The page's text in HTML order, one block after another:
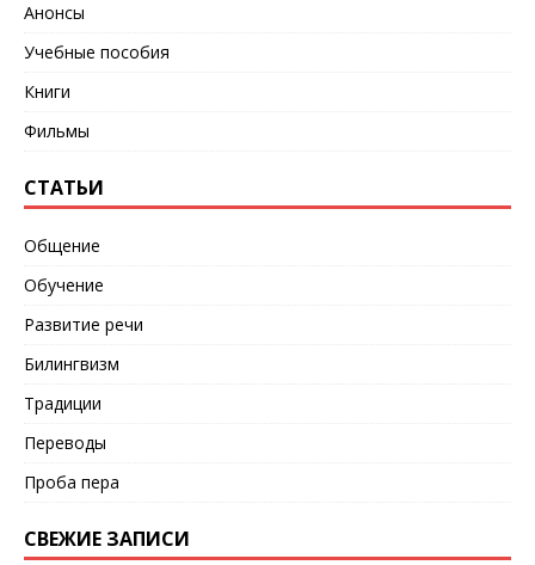
Анонсы
Учебные пособия
Книги
Фильмы
СТАТЬИ
Общение
Обучение
Развитие речи
Билингвизм
Традиции
Переводы
Проба пера
СВЕЖИЕ ЗАПИСИ